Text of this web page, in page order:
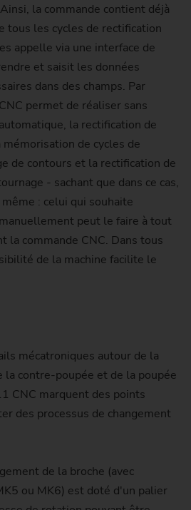
la commande contient déjà
tous les cycles de rectification
appelle via une interface de
et saisit les données
dans des champs. Par
permet de réaliser sans
la rectification de
de cycles de
de contours et la rectification de
- sachant que dans ce cas,
: celui qui souhaite
peut le faire à tout
la commande CNC. Dans tous
de la machine facilite le
mécatroniques autour de la
la contre-poupée et de la poupée
CNC marquent des points
des processus de changement
de la broche (avec
ou MK6) est doté d'un palier